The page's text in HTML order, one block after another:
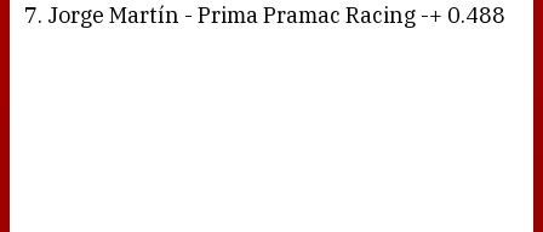
7. Jorge Martín - Prima Pramac Racing -+ 0.488